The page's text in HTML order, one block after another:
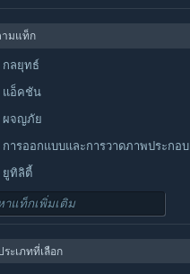
ามแท็ก
กลยุทธ์
แอ็คชัน
ผจญภัย
การออกแบบและการวาดภาพประกอบ
ยูทิลิตี้
เล่นฟรี
ผู้เล่นหลายคนจำนวนมาก
ะเภทที่เลือก